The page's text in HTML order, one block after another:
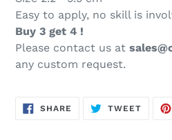
Easy to apply, no skill is
Buy 3 get 4 !
Please contact us at
any custom request.
SHARE SHARE
TWEETTWEET